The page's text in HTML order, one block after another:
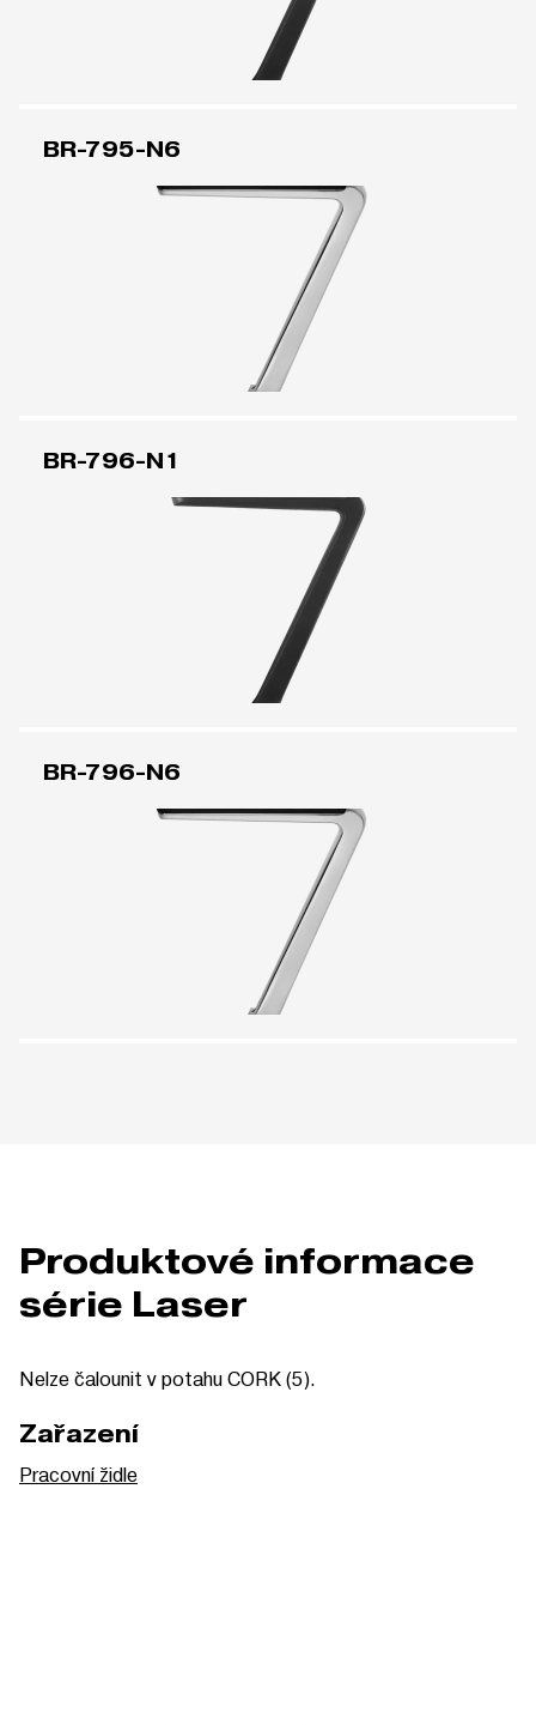
BR-795-N6
BR-796-N1
BR-796-N6
Produktové informace
série Laser
Nelze čalounit v potahu CORK (5).
Zařazení
Pracovní židle